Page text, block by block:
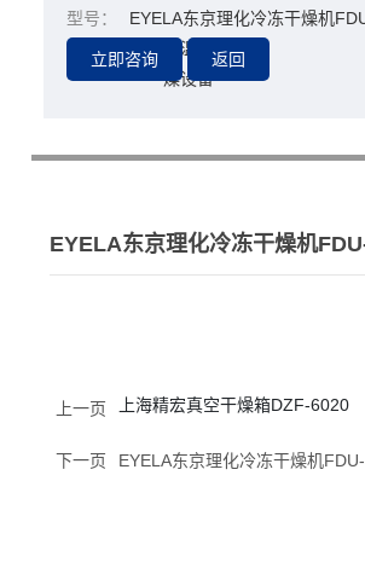
型号： EYELA东京理化冷冻干燥机
所属分类：
恒温加热干
燥设备
EYELA东京理化冷冻干燥机
上一页 上海精宏真空干燥箱DZF-6020
下一页 EYELA东京理化冷冻干燥机